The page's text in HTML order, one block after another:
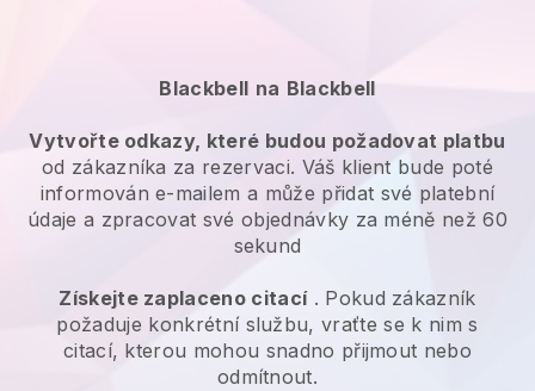
Blackbell na Blackbell
Vytvořte odkazy, které budou požadovat platbu
od zákazníka za rezervaci. Váš klient bude poté
informován e-mailem a může přidat své platební
údaje a zpracovat své objednávky za méně než 60
sekund
Získejte zaplaceno citací. Pokud zákazník
požaduje konkrétní službu, vraťte se k nim s
citací, kterou mohou snadno přijmout nebo
odmítnout.